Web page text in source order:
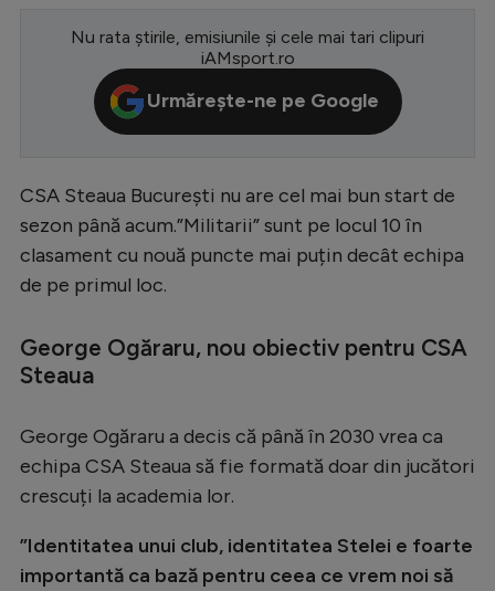
Conference League
CM 2026
Premier League
Serie A
Bundesliga
Campionate
EURO 2024
Stranieri
Clasamente
Nu rata știrile, emisiunile și cele mai tari clipuri
iAMsport.ro
Urmărește-ne pe Google
CSA Steaua București nu are cel mai bun start de
sezon până acum.”Militarii” sunt pe locul 10 în
clasament cu nouă puncte mai puțin decât echipa
de pe primul loc.
George Ogăraru, nou obiectiv pentru CSA
Steaua
George Ogăraru a decis că până în 2030 vrea ca
echipa CSA Steaua să fie formată doar din jucători
crescuți la academia lor.
”Identitatea unui club, identitatea Stelei e foarte
importantă ca bază pentru ceea ce vrem noi să